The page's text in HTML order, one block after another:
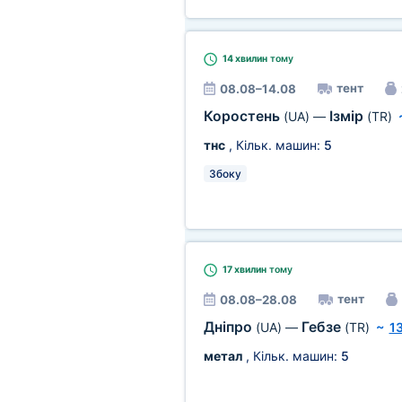
14 хвилинтому
08.08–14.08 тент
Коростень (UA) — Ізмір (TR)
тнс, Кільк. машин: 5
Збоку
17 хвилинтому
08.08–28.08 тент
Дніпро (UA) — Гебзе (TR) ~
метал, Кільк. машин: 5